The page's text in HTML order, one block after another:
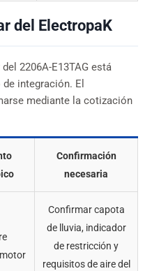
del ElectropaK
2206A-E13TAG está
integración. El
mediante la cotización
Confirmación
necesaria
Confirmar capota
de lluvia, indicador
de restricción y
requisitos de aire del